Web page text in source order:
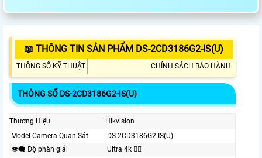
📖 THÔNG TIN SẢN PHẨM DS-2CD3186G2-IS(U)
THÔNG SỐ KỸ THUẬT CHÍNH SÁCH BẢO HÀNH
THÔNG SỐ DS-2CD3186G2-IS(U)
Thương Hiệu
Hikvision
Model Camera Quan Sát
DS-2CD3186G2-IS(U)
👁️‍🗨 Độ phân giải
Ultra 4k 👍🏾